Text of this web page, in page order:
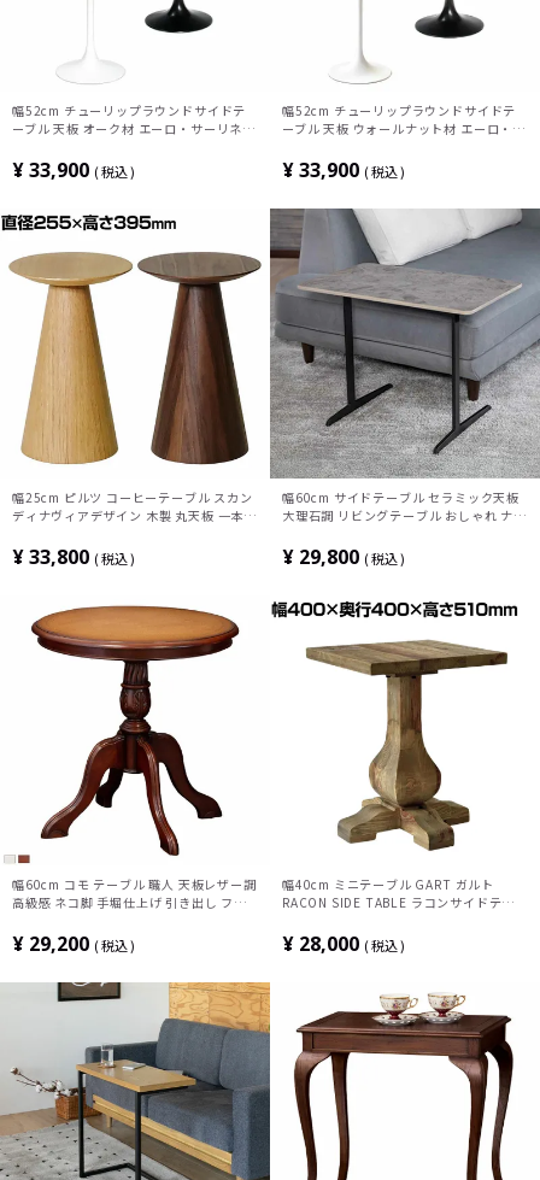
幅52cm チューリップラウンドサイドテ
ーブル 天板 オーク材 エーロ・サーリネン
ァテーブル
¥33,900 税込
幅52cm チューリップラウンドサイドテ
ーブル 天板 ウォールナット材 エーロ・サ
ブル ソファテーブル
¥33,900 税込
幅25cm ピルツ コーヒーテーブル スカン
ディナヴィアデザイン 木製 丸天板 一本脚
レイ ナイトテーブル
¥33,800 税込
幅60cm サイドテーブル セラミック天板
大理石調 リビングテーブル おしゃれ ナイ
リビング 寝室 ブラック グレー
¥ 29,800 税込
幅60cm コモ テーブル 職人 天板レザー調
高級感 ネコ脚 手堀仕上げ 引き出し フェ
ン インテリア コーヒーテーブル 完成品
¥ 29,200 税込
幅40cm ミニテーブル GART ガルト
RACON SIDE TABLE ラコンサイドテーブ
正方形テーブル モダン 茶 ナチュラル 完
成品
¥ 28,000 税込